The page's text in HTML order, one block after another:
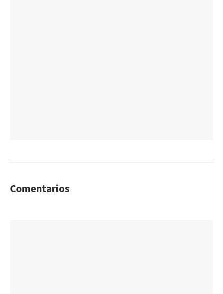
Comentarios